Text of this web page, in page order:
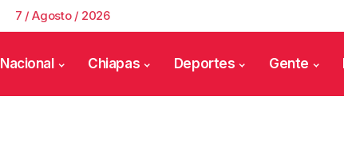
7 / Agosto / 2026
Nacional Chiapas Deportes Gente